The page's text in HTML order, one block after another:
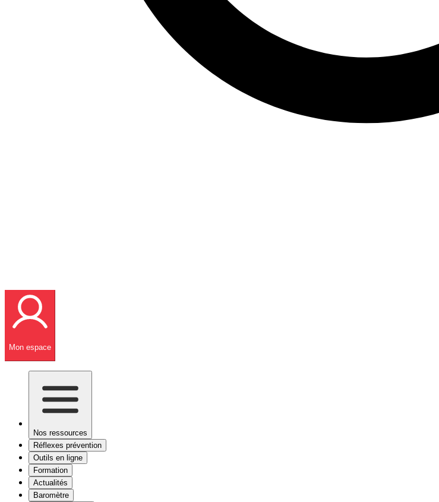
Mon espace
Nos ressources
Réflexes prévention
Outils en ligne
Formation
Actualités
Baromètre